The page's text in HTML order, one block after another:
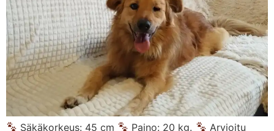
Säkäkorkeus: 45 cm Paino: 20 kg.
Arvioitu